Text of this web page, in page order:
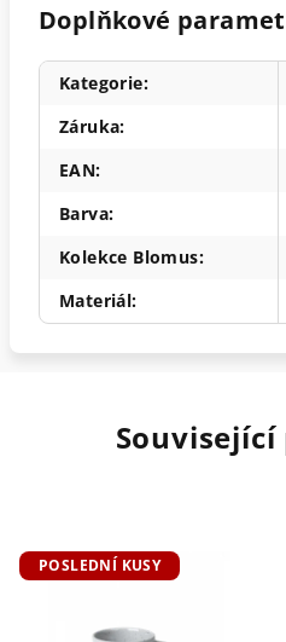
Doplňkové
Kategorie:
Záruka:
EAN:
Barva:
Kolekce Blomus:
Materiál:
POSLEDNÍ KUSY